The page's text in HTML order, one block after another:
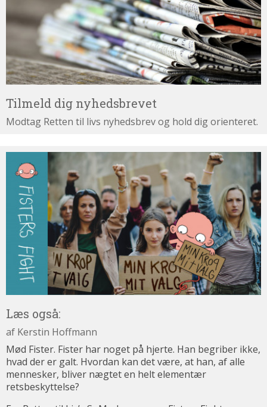
Tilmeld dig nyhedsbrevet
Modtag Retten til livs nyhedsbrev og hold dig orienteret.
også:
Læs også:
13.01.22
af Kerstin Hoffmann
Mød Fister. Fister har noget på hjerte. Han begriber ikke,
hvad der er galt. Hvordan kan det være, at han, af alle
mennesker, bliver nægtet en helt elementær
retsbeskyttelse?